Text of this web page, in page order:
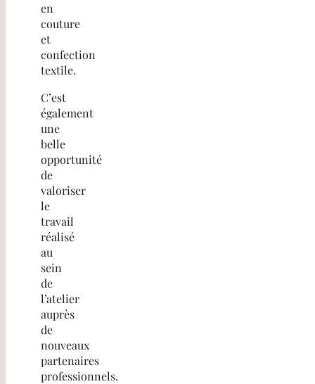
en
couture
et
confection
textile.
C’est
également
une
belle
opportunité
de
valoriser
le
travail
réalisé
au
sein
de
l’atelier
auprès
de
nouveaux
partenaires
professionnels.